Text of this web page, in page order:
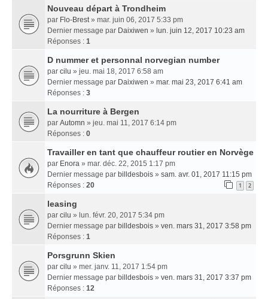
Nouveau départ à Trondheim
par Flo-Brest» mar. juin 06, 2017 5:33 pm
Dernier message par Daixiwen » lun. juin 12, 2017 10:23 am
Réponses : 1
D nummer et personnal norvegian number
par cilu » jeu. mai 18, 2017 6:58 am
Dernier message par Daixiwen » mar. mai 23, 2017 6:41 am
Réponses : 3
La nourriture à Bergen
par Automn » jeu. mai 11, 2017 6:14 pm
Réponses : 0
Travailler en tant que chauffeur routier en Norvège
par Enora » mar. déc. 22, 2015 1:17 pm
Dernier message par billdesbois » sam. avr. 01, 2017 11:15 pm
Réponses : 20 1 2
leasing
par cilu » lun. févr. 20, 2017 5:34 pm
Dernier message par billdesbois » ven. mars 31, 2017 3:58 pm
Réponses : 1
Porsgrunn Skien
par cilu » mer. janv. 11, 2017 1:54 pm
Dernier message par billdesbois » ven. mars 31, 2017 3:37 pm
Réponses : 12